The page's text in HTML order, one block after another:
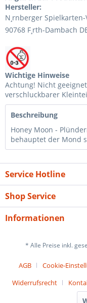
Hersteller:
N¸rnberger
90768 F¸rth-Dambach
Wichtige Hinweise
Achtung! Nicht
verschluckbarer
Beschreibung
Honey Moon -
behauptet der Mond
Service Hotline
Shop Service
Informationen
* Alle Preise inkl.
AGB Cookie-
Widerrufsrecht